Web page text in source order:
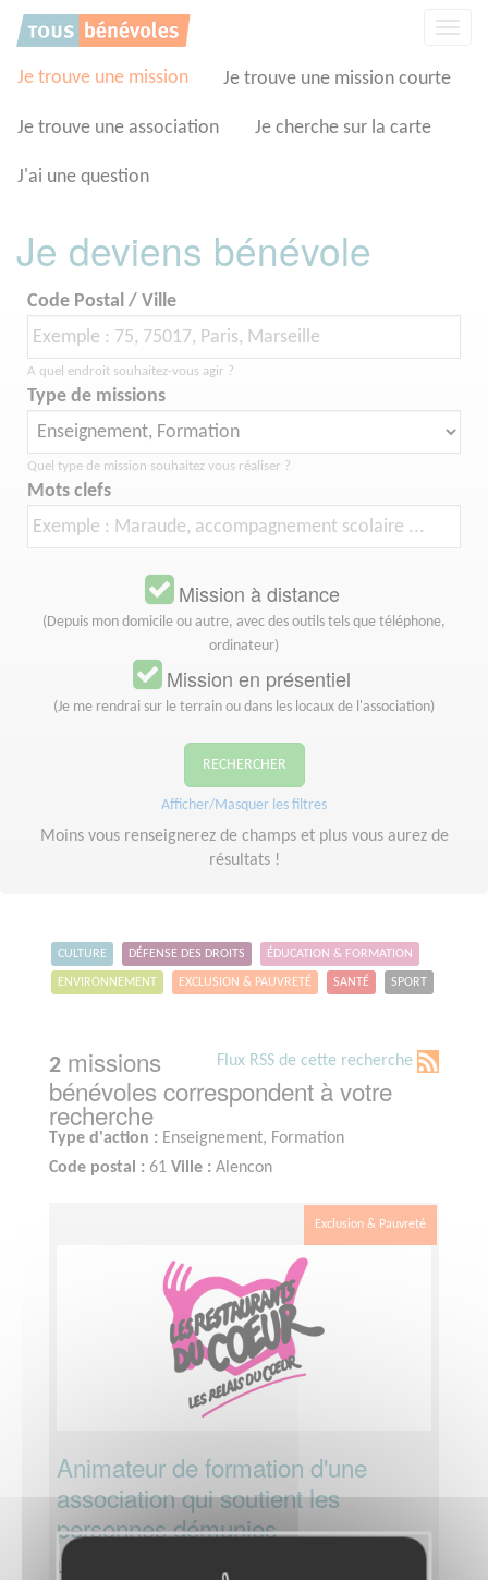
Je trouve une mission Je trouve une mission courte
Je trouve une association Je cherche sur la carte
J'ai une question
Je deviens bénévole
Code Postal / Ville
A quel endroit souhaitez-vous agir ?
Type de missions
Quel type de mission souhaitez vous réaliser ?
Mots clefs
Mission à distance
(Depuis mon domicile ou autre, avec des outils tels que téléphone,
ordinateur)
Mission en présentiel
(Je me rendrai sur le terrain ou dans les locaux de l'association)
RECHERCHER
Afficher/Masquer les filtres
Moins vous renseignerez de champs et plus vous aurez de
résultats !
CULTURE DÉFENSE DES DROITS ÉDUCATION & FORMATION
ENVIRONNEMENT EXCLUSION & PAUVRETÉ SANTÉ SPORT
Flux RSS de cette recherche
2 missions
bénévoles correspondent à votre
recherche
Type d'action : Enseignement, Formation
Code postal : 61 Ville : Alencon
Exclusion & Pauvreté
Animateur de formation d'une
association qui soutient les
personnes démunies
Lieu :
ALENCON (61000)
Panneau de gestion des cookies